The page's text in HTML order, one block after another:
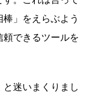
」をえらぶよう
できるツールを
迷いまくりまし